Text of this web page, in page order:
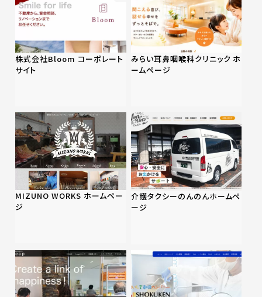
株式会社Bloom コーポレート
サイト
みらい耳鼻咽喉科クリニック ホ
ームページ
MIZUNO WORKS ホームペー
ジ
介護タクシーのんのんホームペ
ージ